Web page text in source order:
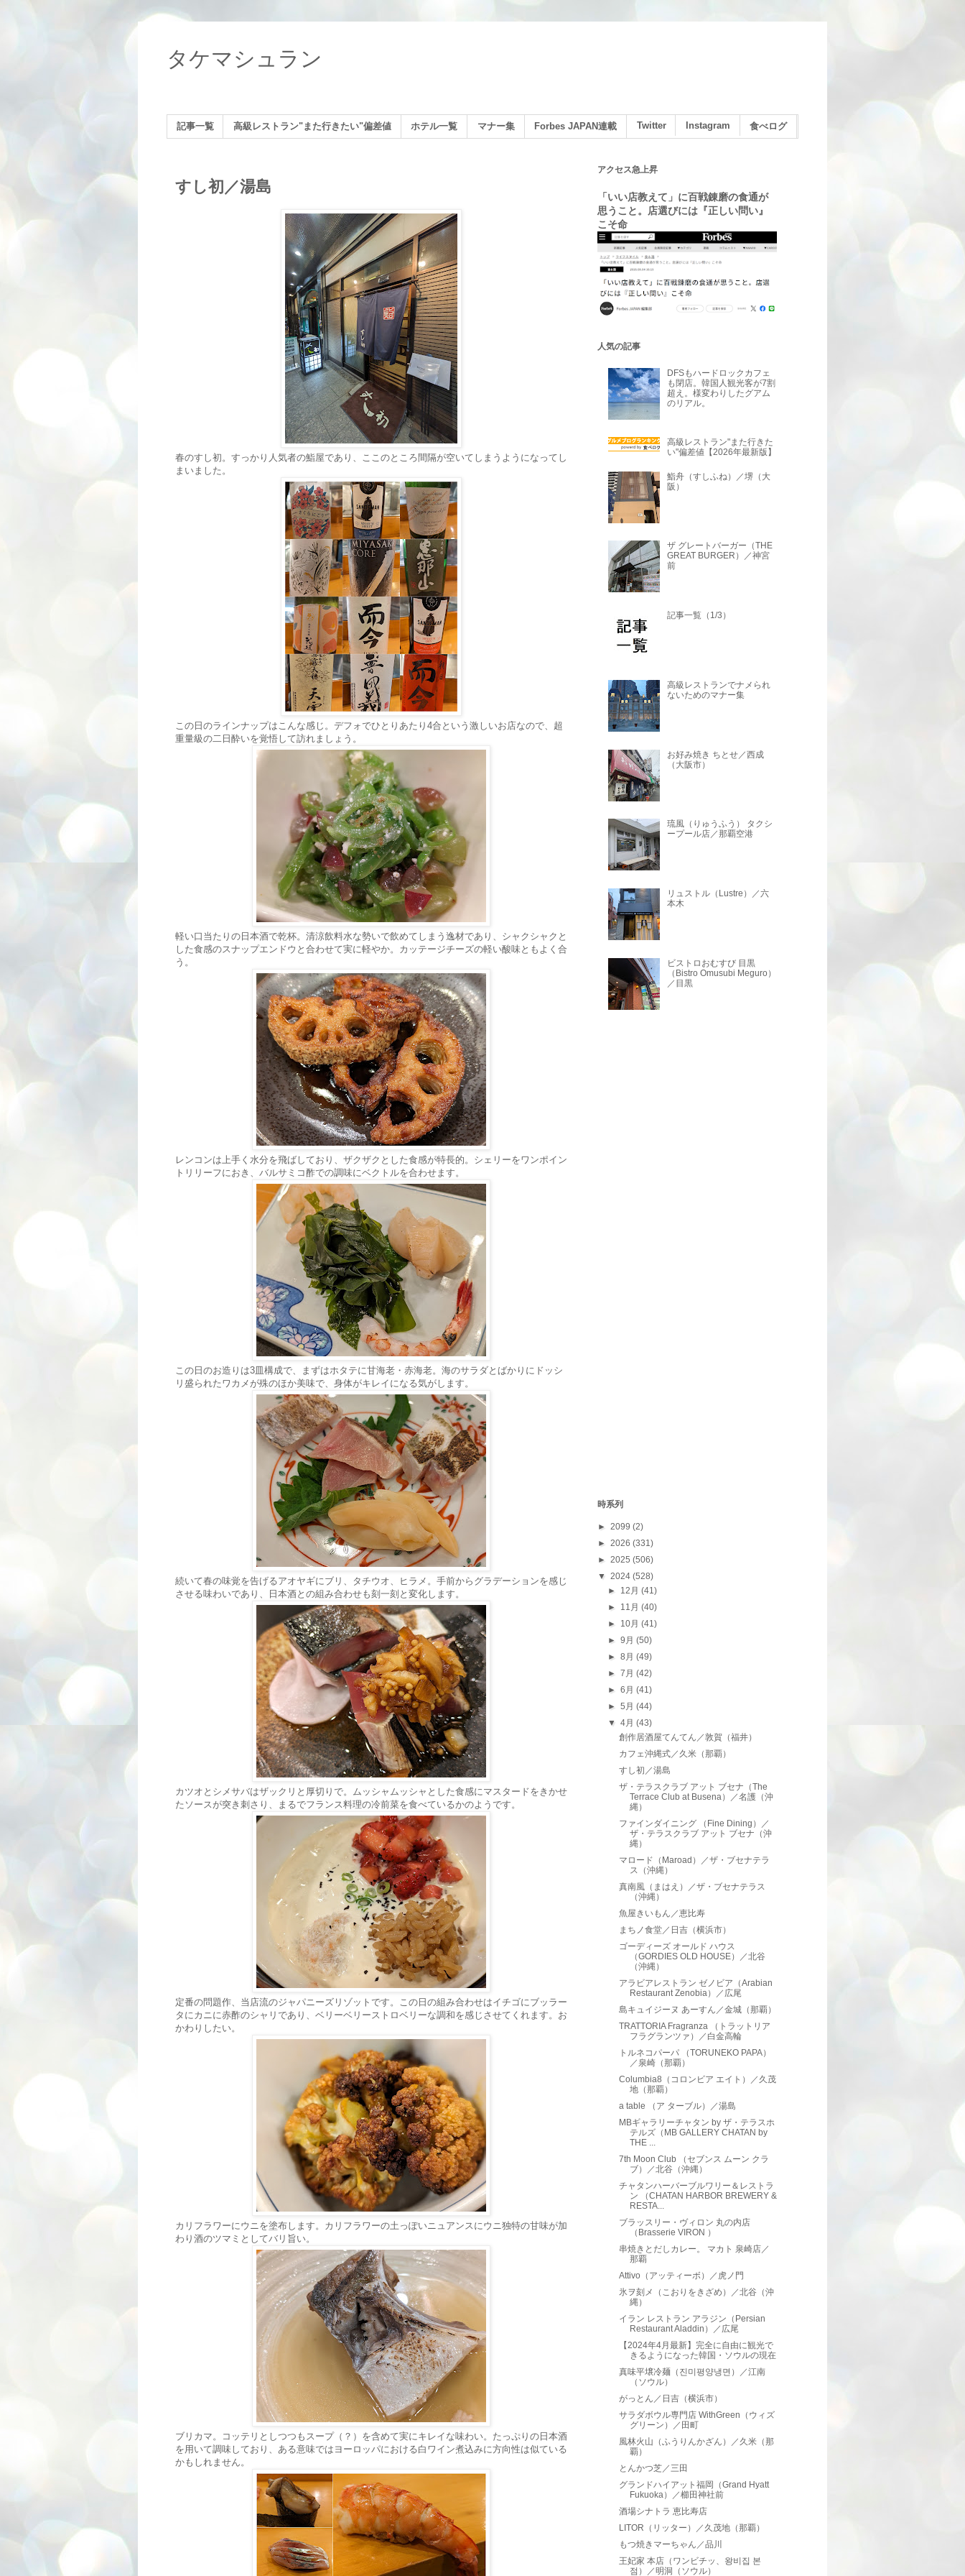
タケマシュラン
記事一覧 高級レストラン"また行きたい"偏差値 ホテル一覧 マナー集 Forbes JAPAN連載 Twitter Instagram 食べログ
すし初／湯島
春のすし初。すっかり人気者の鮨屋であり、ここのところ間隔が空いてしまうようになってし
まいました。
この日のラインナップはこんな感じ。デフォでひとりあたり4合という激しいお店なので、超
重量級の二日酔いを覚悟して訪れましょう。
軽い口当たりの日本酒で乾杯。清涼飲料水な勢いで飲めてしまう逸材であり、シャクシャクと
した食感のスナップエンドウと合わせて実に軽やか。カッテージチーズの軽い酸味ともよく合
う。
レンコンは上手く水分を飛ばしており、ザクザクとした食感が特長的。シェリーをワンポイン
トリリーフにおき、バルサミコ酢での調味にベクトルを合わせます。
この日のお造りは3皿構成で、まずはホタテに甘海老・赤海老。海のサラダとばかりにドッシ
リ盛られたワカメが殊のほか美味で、身体がキレイになる気がします。
続いて春の味覚を告げるアオヤギにブリ、タチウオ、ヒラメ。手前からグラデーションを感じ
させる味わいであり、日本酒との組み合わせも刻一刻と変化します。
カツオとシメサバはザックリと厚切りで。ムッシャムッシャとした食感にマスタードをきかせ
たソースが突き刺さり、まるでフランス料理の冷前菜を食べているかのようです。
定番の問題作、当店流のジャパニーズリゾットです。この日の組み合わせはイチゴにブッラー
タにカニに赤酢のシャリであり、ベリーベリーストロベリーな調和を感じさせてくれます。お
かわりしたい。
カリフラワーにウニを塗布します。カリフラワーの土っぽいニュアンスにウニ独特の甘味が加
わり酒のツマミとしてバリ旨い。
ブリカマ。コッテリとしつつもスープ（？）を含めて実にキレイな味わい。たっぷりの日本酒
を用いて調味しており、ある意味ではヨーロッパにおける白ワイン煮込みに方向性は似ている
かもしれません。
アクセス急上昇
「いい店教えて」に百戦錬磨の食通が
思うこと。店選びには『正しい問い』
こそ命
人気の記事
DFSもハードロックカフェ
も閉店。韓国人観光客が7割
超え。様変わりしたグアム
のリアル。
高級レストラン"また行きた
い"偏差値【2026年最新版】
鮨舟（すしふね）／堺（大
阪）
ザ グレートバーガー（THE
GREAT BURGER）／神宮
前
記事一覧（1/3）
高級レストランでナメられ
ないためのマナー集
お好み焼き ちとせ／西成
（大阪市）
琉風（りゅうふう） タクシ
ープール店／那覇空港
リュストル（Lustre）／六
本木
ビストロおむすび 目黒
（Bistro Omusubi Meguro）
／目黒
時系列
► 2099 (2)
► 2026 (331)
► 2025 (506)
▼ 2024 (528)
► 12月(41)
► 11月(40)
► 10月(41)
►9月(50)
►8月(49)
►7月(42)
►6月(41)
►5月(44)
▼4月(43)
創作居酒屋てんてん／敦賀（福井）
カフェ沖縄式／久米（那覇）
すし初／湯島
ザ・テラスクラブ アット ブセナ（The
Terrace Club at Busena）／名護（沖
縄）
ファインダイニング （Fine Dining）／
ザ・テラスクラブ アット ブセナ（沖
縄）
マロード（Maroad）／ザ・ブセナテラ
ス（沖縄）
真南風（まはえ）／ザ・ブセナテラス
（沖縄）
魚屋きいもん／恵比寿
まちノ食堂／日吉（横浜市）
ゴーディーズ オールド ハウス
（GORDIES OLD HOUSE）／北谷
（沖縄）
アラビアレストラン ゼノビア（Arabian
Restaurant Zenobia）／広尾
島キュイジーヌ あーすん／金城（那覇）
TRATTORIA Fragranza （トラットリア
フラグランツァ）／白金高輪
トルネコパーパ （TORUNEKO PAPA）
／泉崎（那覇）
Columbia8（コロンビア エイト）／久茂
地（那覇）
a table （ア ターブル）／湯島
MBギャラリーチャタン by ザ・テラスホ
テルズ（MB GALLERY CHATAN by
THE ...
7th Moon Club （セブンス ムーン クラ
ブ）／北谷（沖縄）
チャタンハーバーブルワリー＆レストラ
ン （CHATAN HARBOR BREWERY &
RESTA...
ブラッスリー・ヴィロン 丸の内店
（Brasserie VIRON ）
串焼きとだしカレー。 マカト 泉崎店／
那覇
Attivo（アッティーボ）／虎ノ門
氷ヲ刻メ（こおりをきざめ）／北谷（沖
縄）
イラン レストラン アラジン（Persian
Restaurant Aladdin）／広尾
【2024年4月最新】完全に自由に観光で
きるようになった韓国・ソウルの現在
真味平壌冷麺（진미평양냉면）／江南
（ソウル）
がっとん／日吉（横浜市）
サラダボウル専門店 WithGreen（ウィズ
グリーン）／田町
風林火山（ふうりんかざん）／久米（那
覇）
とんかつ芝／三田
グランドハイアット福岡（Grand Hyatt
Fukuoka）／櫛田神社前
酒場シナトラ 恵比寿店
LITOR（リッター）／久茂地（那覇）
もつ焼きマーちゃん／品川
王妃家 本店（ワンビチッ、왕비집 본
점）／明洞（ソウル）